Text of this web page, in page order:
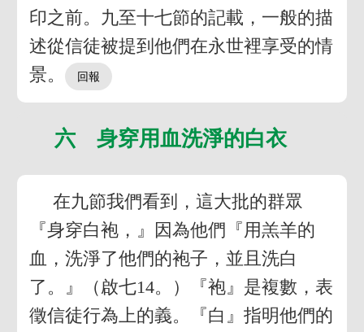
印之前。九至十七節的記載，一般的描
述從信徒被提到他們在永世裡享受的情
景。
六 身穿用血洗淨的白衣
在九節我們看到，這大批的群眾
『身穿白袍，』因為他們『用羔羊的
血，洗淨了他們的袍子，並且洗白
了。』（啟七14。）『袍』是複數，表
徵信徒行為上的義。『白』指明他們的